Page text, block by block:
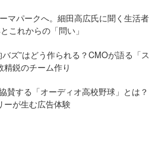
マパークへ。細田高広氏に聞く生活者
これからの「問い」
ズ”はどう作られる？CMOが語る「ス
精鋭のチーム作り
賛する「オーディオ高校野球」とは？
ーが生む広告体験